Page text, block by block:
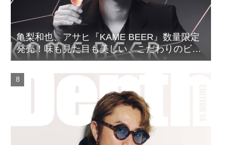
亀梨和也、アサヒ『KAME BEER』数量限定
発売！味も見た目も美しい、こだわりのビー
ルがついに完成